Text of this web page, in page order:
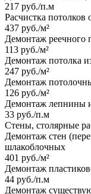
217 руб./п.м
Расчистка потолков
437 руб./м²
Демонтаж реечного
113 руб./м²
Демонтаж потолка
247 руб./м²
Демонтаж
126 руб./м²
Демонтаж лепнины
33 руб./п.м
Стены, столярные
Демонтаж стен
шлакоблочных
401 руб./м²
Демонтаж
44 руб./п.м
Демонтаж